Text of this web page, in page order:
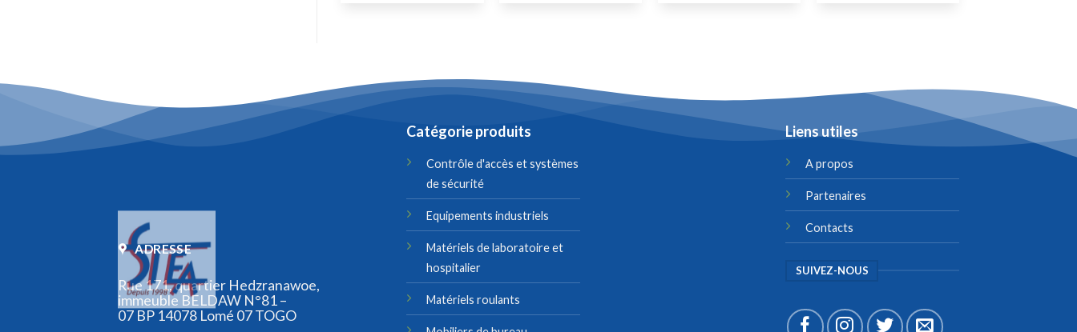
ADRESSE
Rue 171, quartier Hedzranawoe,
immeuble BELDAW N°81 –
07 BP 14078 Lomé 07 TOGO
Catégorie produits
Contrôle d'accès et systèmes
de sécurité
Equipements industriels
Matériels de laboratoire et
hospitalier
Matériels roulants
Liens utiles
A propos
Partenaires
Contacts
SUIVEZ-NOUS